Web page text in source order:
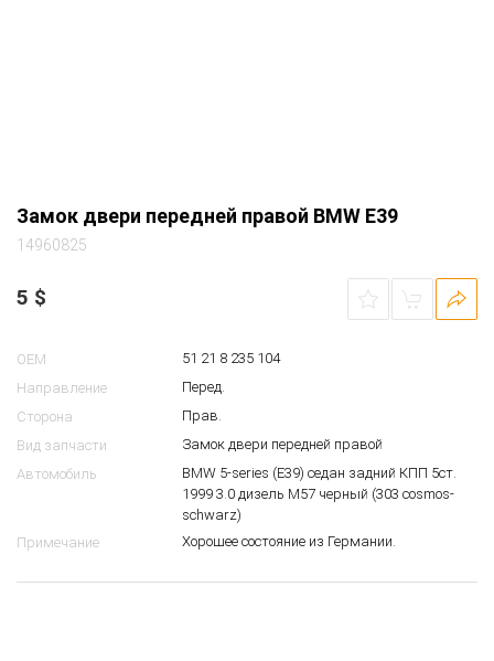
Замок двери передней правой BMW E39
14960825
5 $
OEM
51 21 8 235 104
Направление
Перед.
Сторона
Прав.
Вид запчасти
Замок двери передней правой
Автомобиль
BMW 5-series (E39) седан задний КПП 5ст.
1999 3.0 дизель M57 черный (303 cosmos-
schwarz)
Примечание
Хорошее состояние из Германии.